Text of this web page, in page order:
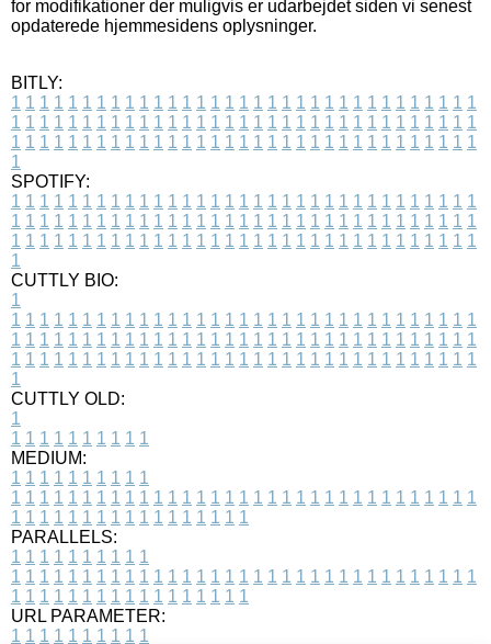
for modifikationer der muligvis er udarbejdet siden vi senest
opdaterede hjemmesidens oplysninger.
BITLY:
1 1 1 1 1 1 1 1 1 1 1 1 1 1 1 1 1 1 1 1 1 1 1 1 1 1 1 1 1 1 1 1 1
1 1 1 1 1 1 1 1 1 1 1 1 1 1 1 1 1 1 1 1 1 1 1 1 1 1 1 1 1 1 1 1 1
1 1 1 1 1 1 1 1 1 1 1 1 1 1 1 1 1 1 1 1 1 1 1 1 1 1 1 1 1 1 1 1 1
1
SPOTIFY:
1 1 1 1 1 1 1 1 1 1 1 1 1 1 1 1 1 1 1 1 1 1 1 1 1 1 1 1 1 1 1 1 1
1 1 1 1 1 1 1 1 1 1 1 1 1 1 1 1 1 1 1 1 1 1 1 1 1 1 1 1 1 1 1 1 1
1 1 1 1 1 1 1 1 1 1 1 1 1 1 1 1 1 1 1 1 1 1 1 1 1 1 1 1 1 1 1 1 1
1
CUTTLY BIO:
1
1 1 1 1 1 1 1 1 1 1 1 1 1 1 1 1 1 1 1 1 1 1 1 1 1 1 1 1 1 1 1 1 1
1 1 1 1 1 1 1 1 1 1 1 1 1 1 1 1 1 1 1 1 1 1 1 1 1 1 1 1 1 1 1 1 1
1 1 1 1 1 1 1 1 1 1 1 1 1 1 1 1 1 1 1 1 1 1 1 1 1 1 1 1 1 1 1 1 1
1
CUTTLY OLD:
1
1 1 1 1 1 1 1 1 1 1
MEDIUM:
1 1 1 1 1 1 1 1 1 1
1 1 1 1 1 1 1 1 1 1 1 1 1 1 1 1 1 1 1 1 1 1 1 1 1 1 1 1 1 1 1 1 1
1 1 1 1 1 1 1 1 1 1 1 1 1 1 1 1 1
PARALLELS:
1 1 1 1 1 1 1 1 1 1
1 1 1 1 1 1 1 1 1 1 1 1 1 1 1 1 1 1 1 1 1 1 1 1 1 1 1 1 1 1 1 1 1
1 1 1 1 1 1 1 1 1 1 1 1 1 1 1 1 1
URL PARAMETER:
1 1 1 1 1 1 1 1 1 1